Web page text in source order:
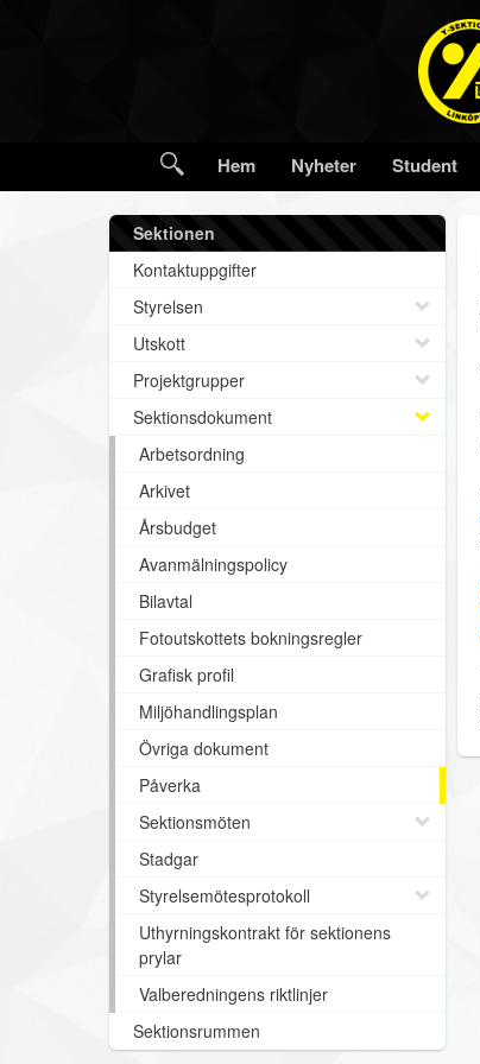
Hem Nyheter Student
Sektionen
Kontaktuppgifter
Styrelsen
Utskott
Projektgrupper
Sektionsdokument
Arbetsordning
Arkivet
Årsbudget
Avanmälningspolicy
Bilavtal
Fotoutskottets bokningsregler
Grafisk profil
Miljöhandlingsplan
Övriga dokument
Påverka
Sektionsmöten
Stadgar
Styrelsemötesprotokoll
Uthyrningskontrakt för sektionens
prylar
Valberedningens riktlinjer
Sektionsrummen